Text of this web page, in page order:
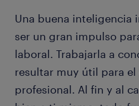
Una buena inteligencia
ser un gran impulso
laboral. Trabajarla a
resultar muy útil para el
profesional. Al fin y al